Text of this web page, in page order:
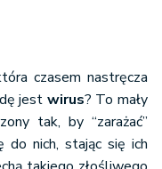
czasem nastręcza
jest wirus? To mały
tak, by “zarażać”
do nich, stając się ich